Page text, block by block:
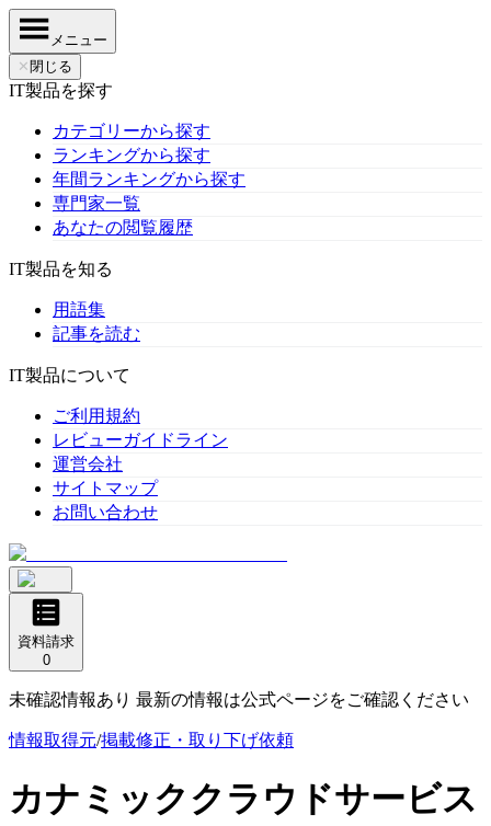
メニュー
✕ 閉じる
IT製品を探す
カテゴリーから探す
ランキングから探す
年間ランキングから探す
専門家一覧
あなたの閲覧履歴
IT製品を知る
用語集
記事を読む
IT製品について
ご利用規約
レビューガイドライン
運営会社
サイトマップ
お問い合わせ
資料請求
0
未確認情報あり 最新の情報は公式ページをご確認ください
情報取得元/掲載修正・取り下げ依頼
カナミッククラウドサービス